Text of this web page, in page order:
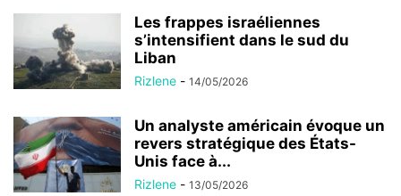
Les frappes israéliennes
s’intensifient dans le sud du
Liban
Rizlene - 14/05/2026
Un analyste américain évoque un
revers stratégique des États-
Unis face à...
Rizlene - 13/05/2026